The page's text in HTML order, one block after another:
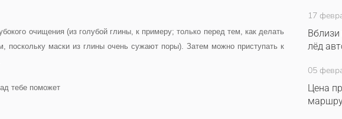
очищения (из голубой глины, к примеру; только перед тем, как делать
поскольку маски из глины очень сужают поры). Затем можно приступать к
тебе поможет
17
лёд
05
Цена